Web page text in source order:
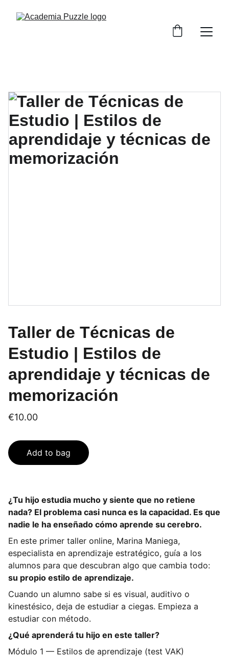
Taller de Técnicas de
Estudio | Estilos de
aprendidaje y técnicas de
memorización
€10.00
Add to bag
¿Tu hijo estudia mucho y siente que no retiene
nada? El problema casi nunca es la capacidad. Es que
nadie le ha enseñado cómo aprende su cerebro.
En este primer taller online, Marina Maniega,
especialista en aprendizaje estratégico, guía a los
alumnos para que descubran algo que cambia todo:
su propio estilo de aprendizaje.
Cuando un alumno sabe si es visual, auditivo o
kinestésico, deja de estudiar a ciegas. Empieza a
estudiar con método.
¿Qué aprenderá tu hijo en este taller?
Módulo 1 — Estilos de aprendizaje (test VAK)